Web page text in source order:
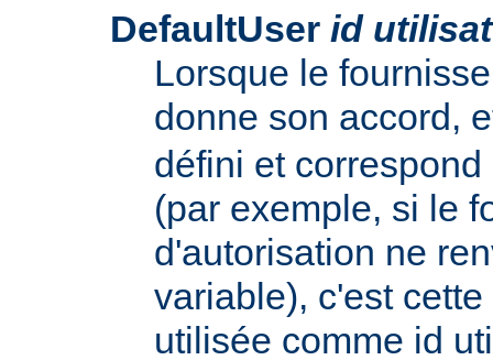
DefaultUser id
Lorsque le
donne son accord,
défini et
(par exemple, si le
d'autorisation ne
variable), c'est
utilisée comme id